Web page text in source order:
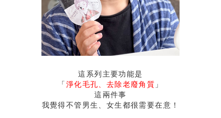
這系列主要功能是
「淨化毛孔、去除老廢角質 」
這兩件事
我覺得不管男生、女生都很需要在意！